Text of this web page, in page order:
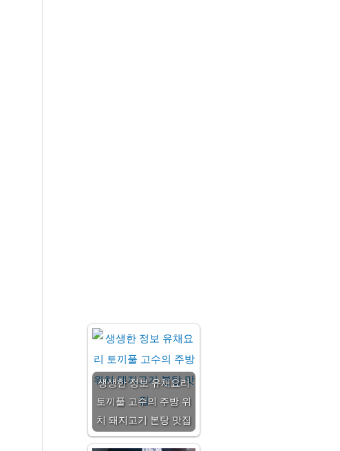
생생한 정보 유채요리
토끼풀 고수의 주방 위
치 돼지고기 본탕 맛집